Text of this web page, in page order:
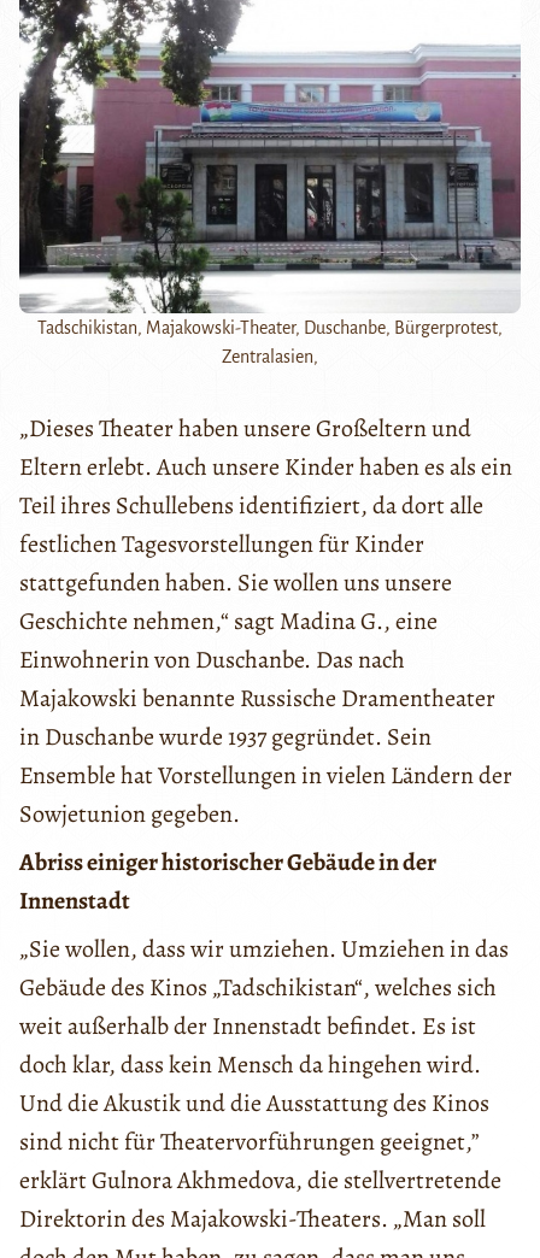
Tadschikistan, Majakowski-Theater, Duschanbe, Bürgerprotest,
Zentralasien,
„Dieses Theater haben unsere Großeltern und
Eltern erlebt. Auch unsere Kinder haben es als ein
Teil ihres Schullebens identifiziert, da dort alle
festlichen Tagesvorstellungen für Kinder
stattgefunden haben. Sie wollen uns unsere
Geschichte nehmen,“ sagt Madina G., eine
Einwohnerin von Duschanbe. Das nach
Majakowski benannte Russische Dramentheater
in Duschanbe wurde 1937 gegründet. Sein
Ensemble hat Vorstellungen in vielen Ländern der
Sowjetunion gegeben.
Abriss einiger historischer Gebäude in der
Innenstadt
„Sie wollen, dass wir umziehen. Umziehen in das
Gebäude des Kinos „Tadschikistan“, welches sich
weit außerhalb der Innenstadt befindet. Es ist
doch klar, dass kein Mensch da hingehen wird.
Und die Akustik und die Ausstattung des Kinos
sind nicht für Theatervorführungen geeignet,”
erklärt Gulnora Akhmedova, die stellvertretende
Direktorin des Majakowski-Theaters. „Man soll